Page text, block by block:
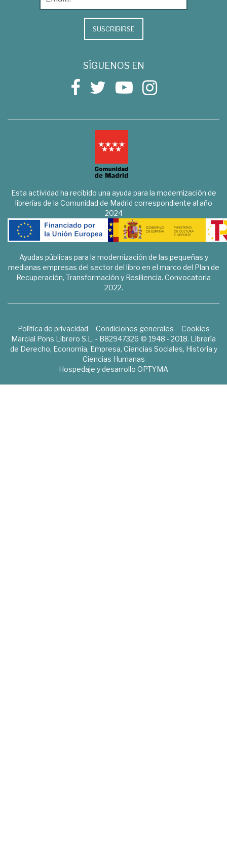
SUSCRIBIRSE
SÍGUENOS EN
Esta actividad ha recibido una ayuda para la modernización de
librerías de la Comunidad de Madrid correspondiente al año
2024
Ayudas públicas para la modernización de las pequeñas y
medianas empresas del sector del libro en el marco del Plan de
Recuperación, Transformación y Resiliencia. Convocatoria
2022.
Política de privacidad Condiciones generales
Cookies
Marcial Pons Librero S.L. - B82947326 © 1948 - 2018. Librería
de Derecho, Economía, Empresa, Ciencias Sociales, Historia y
Ciencias Humanas
Hospedaje y desarrollo OPTYMA